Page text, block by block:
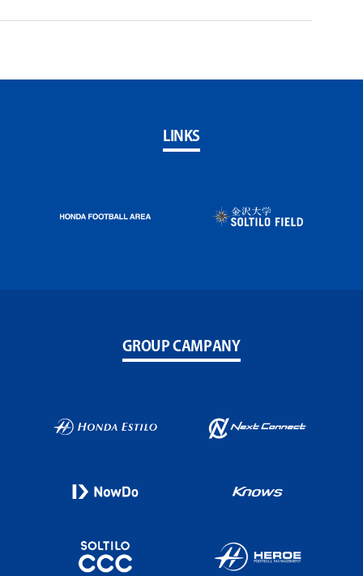
LINKS
GROUP CAMPANY